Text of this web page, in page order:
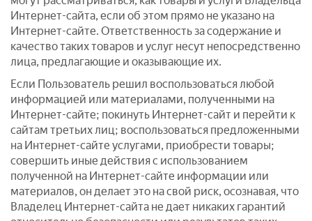
Интернет-сайта, если об этом прямо не указано на
Интернет-сайте. Ответственность за содержание и
качество таких товаров и услуг несут непосредственно
лица, предлагающие и оказывающие их.
Если Пользователь решил воспользоваться любой
информацией или материалами, полученными на
Интернет-сайте; покинуть Интернет-сайт и перейти к
сайтам третьих лиц; воспользоваться предложенными
на Интернет-сайте услугами, приобрести товары;
совершить иные действия с использованием
полученной на Интернет-сайте информации или
материалов, он делает это на свой риск, осознавая, что
Владелец Интернет-сайта не дает никаких гарантий